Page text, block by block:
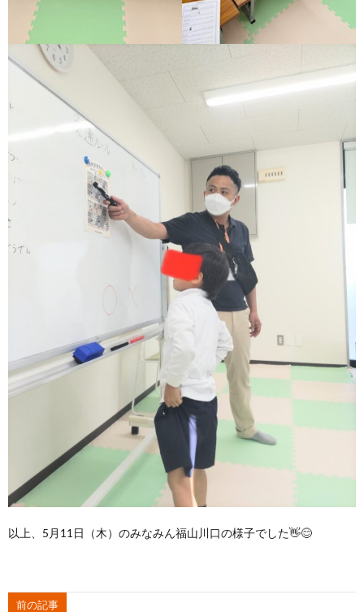
以上、5月11日（木）のみなみん福山川口の様子でした👋😊
前の記事